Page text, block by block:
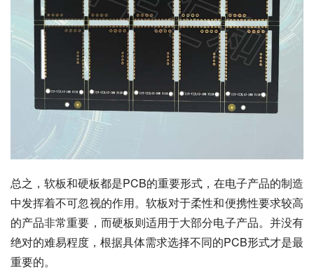
总之，软板和硬板都是PCB的重要形式，在电子产品的制造
中发挥着不可忽视的作用。软板对于柔性和便携性要求较高
的产品非常重要，而硬板则适用于大部分电子产品。并没有
绝对的难易程度，根据具体需求选择不同的PCB形式才是最
重要的。